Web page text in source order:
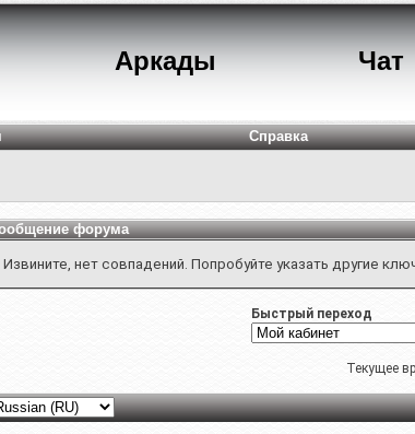
Аркады Чат
Справка
форума
Извините, нет совпадений. Попробуйте указать другие
Быстрый переход
Текущее